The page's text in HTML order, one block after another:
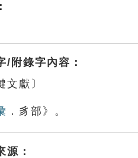
/附錄字內容：
文獻〕
．豸部》。
源：